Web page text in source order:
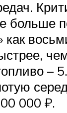
больше
как
–
000 ₽.